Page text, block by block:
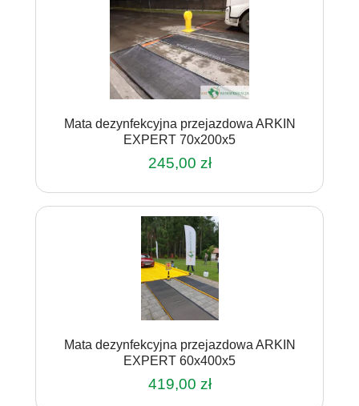
Mata dezynfekcyjna przejazdowa ARKIN
EXPERT 70x200x5
245,00 zł
Mata dezynfekcyjna przejazdowa ARKIN
EXPERT 60x400x5
419,00 zł